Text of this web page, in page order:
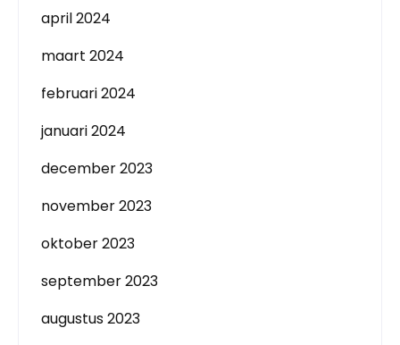
april 2024
maart 2024
februari 2024
januari 2024
december 2023
november 2023
oktober 2023
september 2023
augustus 2023